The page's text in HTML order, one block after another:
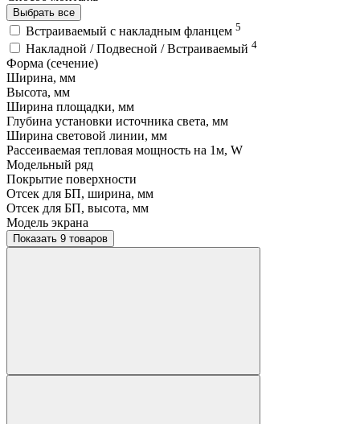
Выбрать все
Встраиваемый с накладным фланцем 5
Накладной / Подвесной / Встраиваемый 4
Форма (сечение)
Ширина, мм
Высота, мм
Ширина площадки, мм
Глубина установки источника света, мм
Ширина световой линии, мм
Рассеиваемая тепловая мощность на 1м, W
Модельный ряд
Покрытие поверхности
Отсек для БП, ширина, мм
Отсек для БП, высота, мм
Модель экрана
Показать 9 товаров